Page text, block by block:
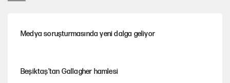
Medya soruşturmasında yeni dalga geliyor
Beşiktaş’tan Gallagher hamlesi